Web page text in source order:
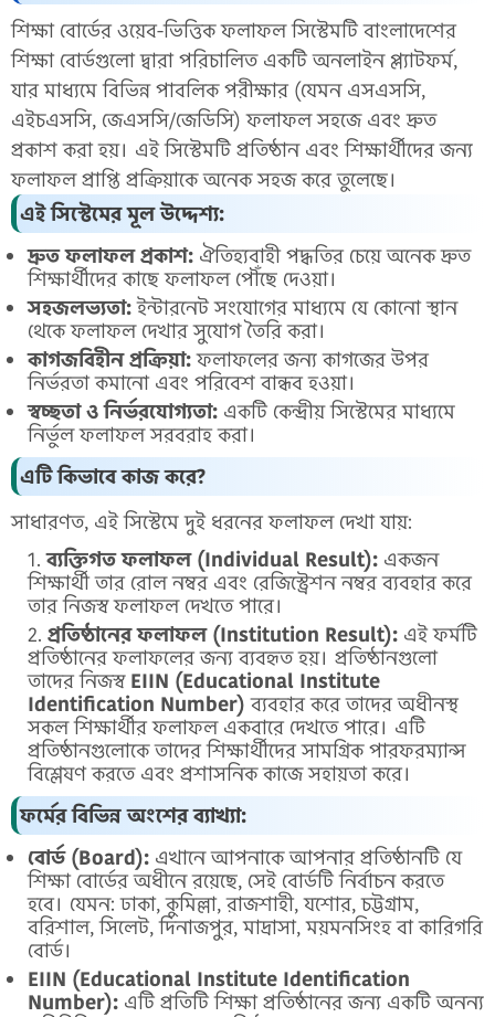
শিক্ষা বোর্ডের ওয়েব-ভিত্তিক ফলাফল সিস্টেমটি বাংলাদেশের
শিক্ষা বোর্ডগুলো দ্বারা পরিচালিত একটি অনলাইন প্ল্যাটফর্ম,
যার মাধ্যমে বিভিন্ন পাবলিক পরীক্ষার (যেমন এসএসসি,
এইচএসসি, জেএসসি/জেডিসি) ফলাফল সহজে এবং দ্রুত
প্রকাশ করা হয়। এই সিস্টেমটি প্রতিষ্ঠান এবং শিক্ষার্থীদের জন্য
ফলাফল প্রাপ্তি প্রক্রিয়াকে অনেক সহজ করে তুলেছে।
এই সিস্টেমের মূল উদ্দেশ্য:
দ্রুত ফলাফল প্রকাশ: ঐতিহ্যবাহী পদ্ধতির চেয়ে অনেক দ্রুত
শিক্ষার্থীদের কাছে ফলাফল পৌঁছে দেওয়া।
সহজলভ্যতা:ইন্টারনেট সংযোগের মাধ্যমে যে কোনো স্থান
থেকে ফলাফল দেখার সুযোগ তৈরি করা।
কাগজবিহীন প্রক্রিয়া:ফলাফলের জন্য কাগজের উপর
নির্ভরতা কমানো এবং পরিবেশ বান্ধব হওয়া।
স্বচ্ছতা ও নির্ভরযোগ্যতা: একটি কেন্দ্রীয় সিস্টেমের মাধ্যমে
নির্ভুল ফলাফল সরবরাহ করা।
এটি কিভাবে কাজ করে?
সাধারণত, এই সিস্টেমে দুই ধরনের ফলাফল দেখা যায়:
ব্যক্তিগত ফলাফল (Individual Result): একজন
শিক্ষার্থী তার রোল নম্বর এবং রেজিস্ট্রেশন নম্বর ব্যবহার করে
তার নিজস্ব ফলাফল দেখতে পারে।
প্রতিষ্ঠানের ফলাফল (Institution Result): এই ফর্মটি
প্রতিষ্ঠানের ফলাফলের জন্য ব্যবহৃত হয়। প্রতিষ্ঠানগুলো
তাদের নিজস্ব EIIN (Educational Institute
Identification Number) ব্যবহার করে তাদের অধীনস্থ
সকল শিক্ষার্থীর ফলাফল একবারে দেখতে পারে। এটি
প্রতিষ্ঠানগুলোকে তাদের শিক্ষার্থীদের সামগ্রিক পারফরম্যান্স
বিশ্লেষণ করতে এবং প্রশাসনিক কাজে সহায়তা করে।
ফর্মের বিভিন্ন অংশের ব্যাখ্যা:
বোর্ড (Board): এখানে আপনাকে আপনার প্রতিষ্ঠানটি যে
শিক্ষা বোর্ডের অধীনে রয়েছে, সেই বোর্ডটি নির্বাচন করতে
হবে। যেমন: ঢাকা, কুমিল্লা, রাজশাহী, যশোর, চট্টগ্রাম,
বরিশাল, সিলেট, দিনাজপুর, মাদ্রাসা, ময়মনসিংহ বা কারিগরি
বোর্ড।
EIIN (Educational Institute Identification
Number): এটি প্রতিটি শিক্ষা প্রতিষ্ঠানের জন্য একটি অনন্য